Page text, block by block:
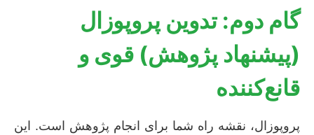
گام دوم: تدوین پروپوزال
(پیشنهاد پژوهش) قوی و
قانع‌کننده
پروپوزال، نقشه راه شما برای انجام پژوهش است. این